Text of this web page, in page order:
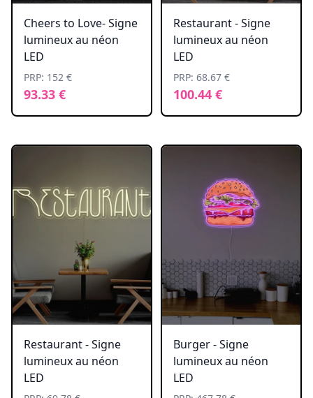
Cheers to Love- Signe
lumineux au néon
LED
PRP: 152 €
93.33 €
Restaurant - Signe
lumineux au néon
LED
PRP: 68.67 €
100.44 €
Restaurant - Signe
lumineux au néon
LED
Burger - Signe
lumineux au néon
LED